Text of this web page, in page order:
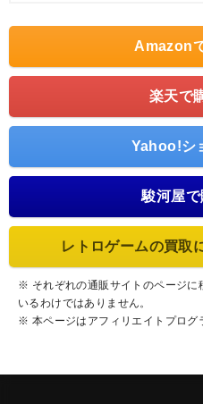
Amazon
楽天で
Yahoo!シ
駿河屋
レトロゲームの買取
※ それぞれの通販サイトのページに
いるわけではありません。
※ 本ページはアフィリエイトプログ